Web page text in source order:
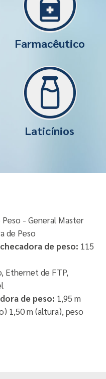
Farmacêutico
Laticínios
Peso - General Master
de Peso
de peso: 115
Ethernet de FTP,
de peso: 1,95 m
1,50 m (altura), peso